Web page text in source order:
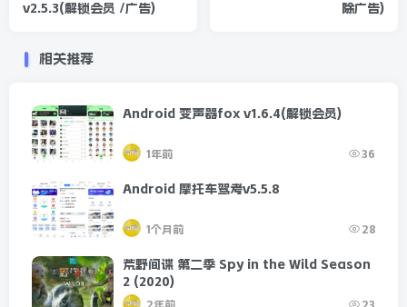
v2.5.3(解锁会员 /广告)
除广告)
相关推荐
Android 变声器fox v1.6.4(解锁会员)
1年前 36
Android 摩托车驾考v5.5.8
1个月前 28
荒野间谍 第二季 Spy in the Wild Season
2 (2020)